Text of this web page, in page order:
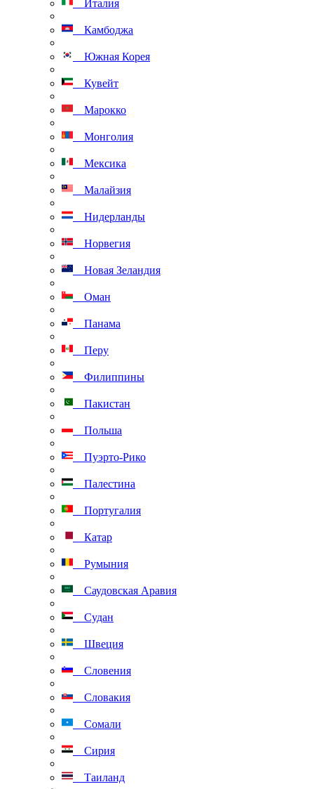
Италия
Камбоджа
Южная Корея
Кувейт
Марокко
Монголия
Мексика
Малайзия
Нидерланды
Норвегия
Новая Зеландия
Оман
Панама
Перу
Филиппины
Пакистан
Польша
Пуэрто-Рико
Палестина
Португалия
Катар
Румыния
Саудовская Аравия
Судан
Швеция
Словения
Словакия
Сомали
Сирия
Таиланд